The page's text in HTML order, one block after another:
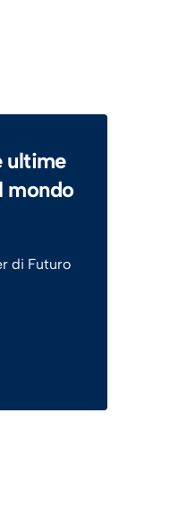
ultime
mondo
di Futuro